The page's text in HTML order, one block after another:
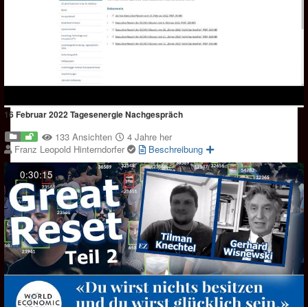
16 Februar 2022 Tagesenergie Nachgespräch
133 Ansichten
4 Jahre her
Franz Leopold Hinterndorfer
Beschreibung
0:30:15